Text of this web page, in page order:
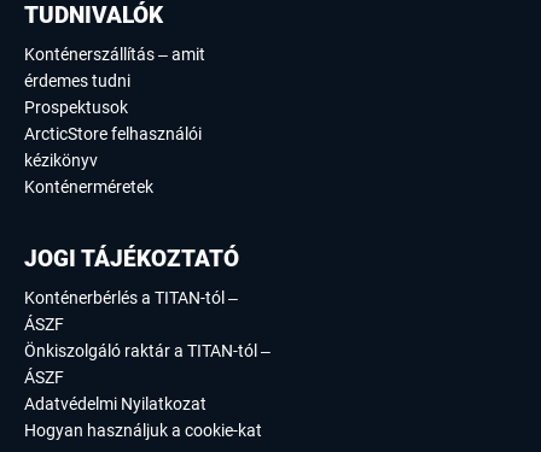
TUDNIVALÓK
Konténerszállítás – amit
érdemes tudni
Prospektusok
ArcticStore felhasználói
kézikönyv
Konténerméretek
JOGI TÁJÉKOZTATÓ
Konténerbérlés a TITAN-tól –
ÁSZF
Önkiszolgáló raktár a TITAN-tól –
ÁSZF
Adatvédelmi Nyilatkozat
Hogyan használjuk a cookie-kat